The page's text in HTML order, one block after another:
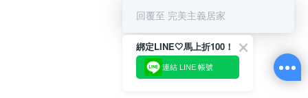
回覆至 完美主義居家
綁定LINE🤍馬上折100！
連結 LINE 帳號